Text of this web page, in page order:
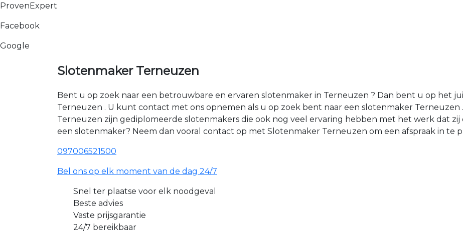
ProvenExpert
Facebook
Google
Slotenmaker Terneuzen
Bent u op zoek naar een betrouwbare en ervaren slotenmaker in Terneuzen ? Dan bent u op het
Terneuzen . U kunt contact met ons opnemen als u op zoek bent naar een slotenmaker Terneuzen
Terneuzen zijn gediplomeerde slotenmakers die ook nog veel ervaring hebben met het werk dat
een slotenmaker? Neem dan vooral contact op met Slotenmaker Terneuzen om een afspraak in te
097006521500
Bel ons op elk moment van de dag 24/7
Snel ter plaatse voor elk noodgeval
Beste advies
Vaste prijsgarantie
24/7 bereikbaar